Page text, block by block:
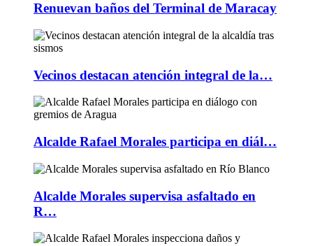
Renuevan baños del Terminal de Maracay
Vecinos destacan atención integral de la…
Alcalde Rafael Morales participa en diál…
Alcalde Morales supervisa asfaltado en
R…